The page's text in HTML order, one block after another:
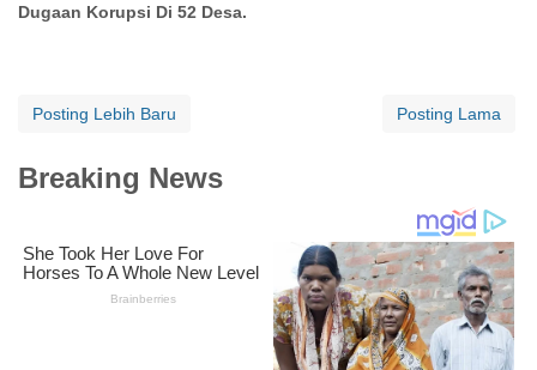
Dugaan Korupsi Di 52 Desa.
Posting Lebih Baru Posting Lama
Breaking News